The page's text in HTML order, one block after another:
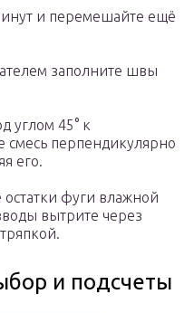
и перемешайте ещё
заполните швы
углом 45° к
смесь перпендикулярно
его.
остатки фуги влажной
вытрите через
и подсчеты